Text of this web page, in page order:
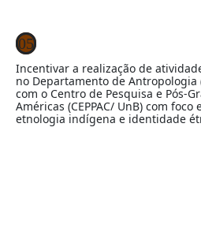
05
Incentivar a realização de
no Departamento de Antropologia
com o Centro de Pesquisa e Pós-
Américas (CEPPAC/ UnB) com
etnologia indígena e identidade